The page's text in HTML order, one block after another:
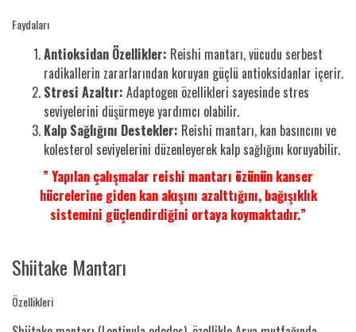
Faydaları
Antioksidan Özellikler: Reishi mantarı, vücudu serbest
radikallerin zararlarından koruyan güçlü antioksidanlar içerir.
Stresi Azaltır: Adaptogen özellikleri sayesinde stres
seviyelerini düşürmeye yardımcı olabilir.
Kalp Sağlığını Destekler: Reishi mantarı, kan basıncını ve
kolesterol seviyelerini düzenleyerek kalp sağlığını koruyabilir.
” Yapılan çalışmalar reishi mantarı özünün kanser
hücrelerine giden kan akışını azalttığını, bağışıklık
sistemini güçlendirdiğini ortaya koymaktadır.”
Shiitake Mantarı
Özellikleri